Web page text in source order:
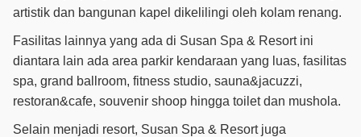
artistik dan bangunan kapel dikelilingi oleh kolam renang.
Fasilitas lainnya yang ada di Susan Spa & Resort ini
diantara lain ada area parkir kendaraan yang luas, fasilitas
spa, grand ballroom, fitness studio, sauna&jacuzzi,
restoran&cafe, souvenir shoop hingga toilet dan mushola.
Selain menjadi resort, Susan Spa & Resort juga